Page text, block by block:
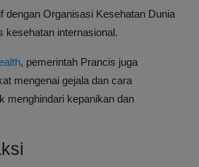
dengan Organisasi Kesehatan Dunia
kesehatan internasional.
, pemerintah Prancis juga
mengenai gejala dan cara
menghindari kepanikan dan